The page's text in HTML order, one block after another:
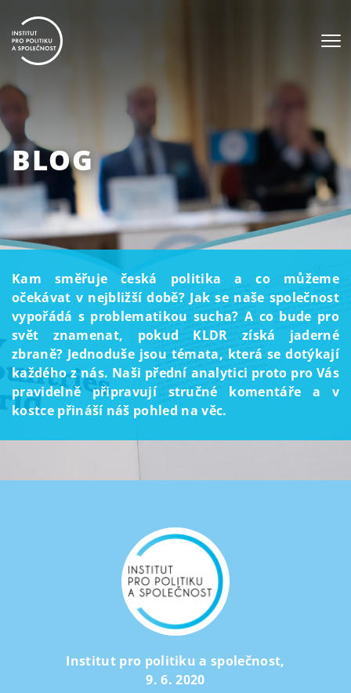
BLOG
Kam směřuje česká politika a co můžeme
očekávat v nejbližší době? Jak se naše společnost
vypořádá s problematikou sucha? A co bude pro
svět znamenat, pokud KLDR získá jaderné
zbraně? Jednoduše jsou témata, která se dotýkají
každého z nás. Naši přední analytici proto pro Vás
pravidelně připravují stručné komentáře a v
kostce přináší náš pohled na věc.
Institut pro politiku a společnost,
9. 6. 2020